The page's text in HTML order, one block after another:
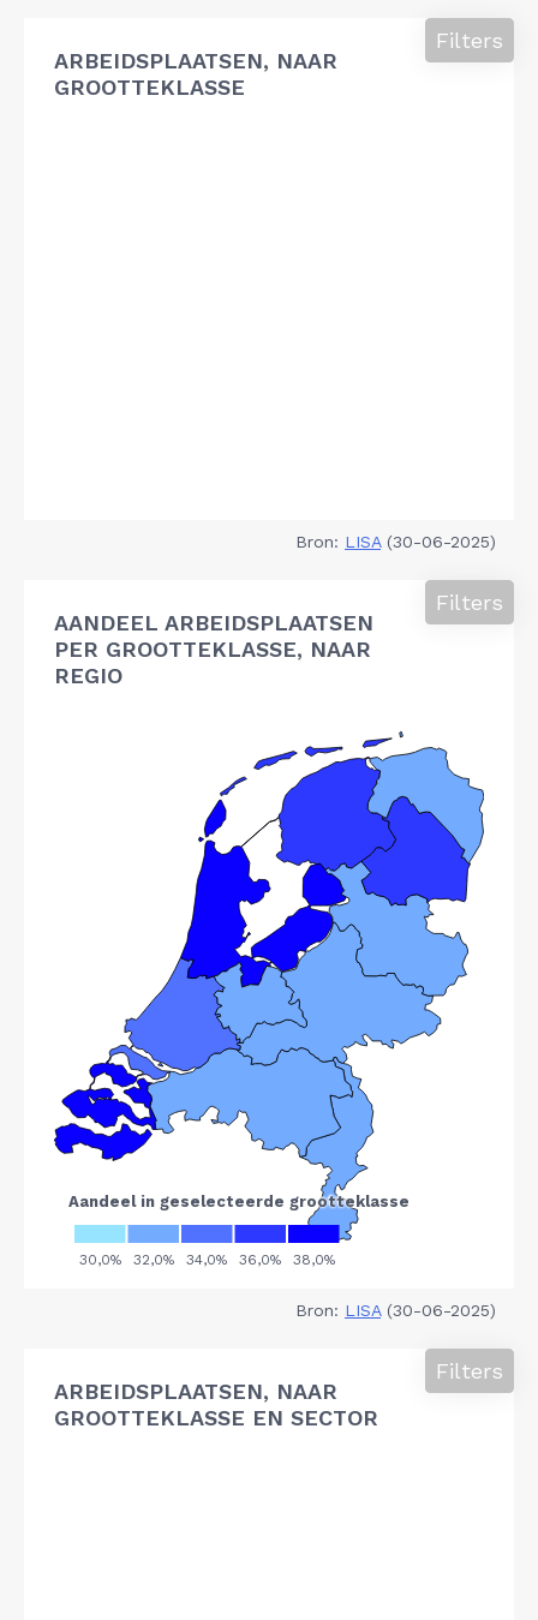
ARBEIDSPLAATSEN, NAAR
GROOTTEKLASSE
Filters
Bron: LISA(30-06-2025)
AANDEEL ARBEIDSPLAATSEN
PER GROOTTEKLASSE, NAAR
REGIO
Filters
Bron: LISA(30-06-2025)
ARBEIDSPLAATSEN, NAAR
GROOTTEKLASSE EN SECTOR
Filters